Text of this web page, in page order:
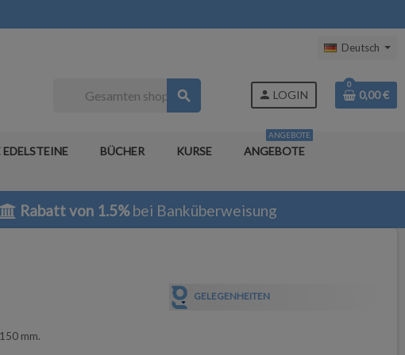
Deutsch
search person LOGIN
0
0,00 €
BÜCHER KURSE ANGEBOTE
ANGEBOTE
Rabatt von 1.5%bei Banküberweisung
mm.
GELEGENHEITEN